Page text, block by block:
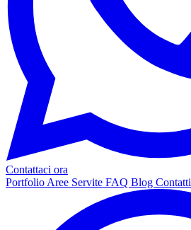
Contattaci ora
Portfolio Aree Servite FAQ Blog Contatti